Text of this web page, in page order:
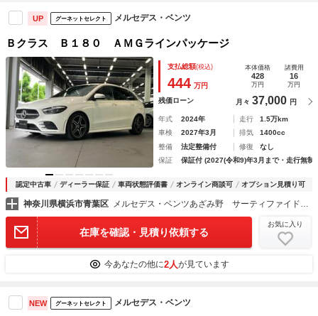
UP グーネットセレクト メルセデス・ベンツ
Ｂクラス Ｂ１８０ ＡＭＧラインパッケージ
支払総額(税込)
444 万円
本体価格
428
万円
諸費用
16
万円
残価ローン 月々 37,000 円
年式 2024年 走行
1.5万km
車検
2027年3月 排気
1400cc
整備
法定整備付 修復
なし
保証
保証付 (2027(令和9)年3月まで・走行無制
認定中古車 ディーラー保証 車両状態評価書 オンライン商談可 オプション見積り可
神奈川県横浜市青葉区 メルセデス・ベンツあざみ野 サーティファイドカーセンター （株）シュテルン世田谷
在庫を確認・見積り依頼する
お気に入り
今あなたの他に2人が見ています
NEW グーネットセレクト メルセデス・ベンツ